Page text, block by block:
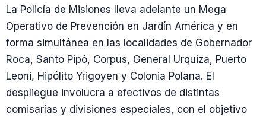
La Policía de Misiones lleva adelante un Mega
Operativo de Prevención en Jardín América y en
forma simultánea en las localidades de Gobernador
Roca, Santo Pipó, Corpus, General Urquiza, Puerto
Leoni, Hipólito Yrigoyen y Colonia Polana. El
despliegue involucra a efectivos de distintas
comisarías y divisiones especiales, con el objetivo